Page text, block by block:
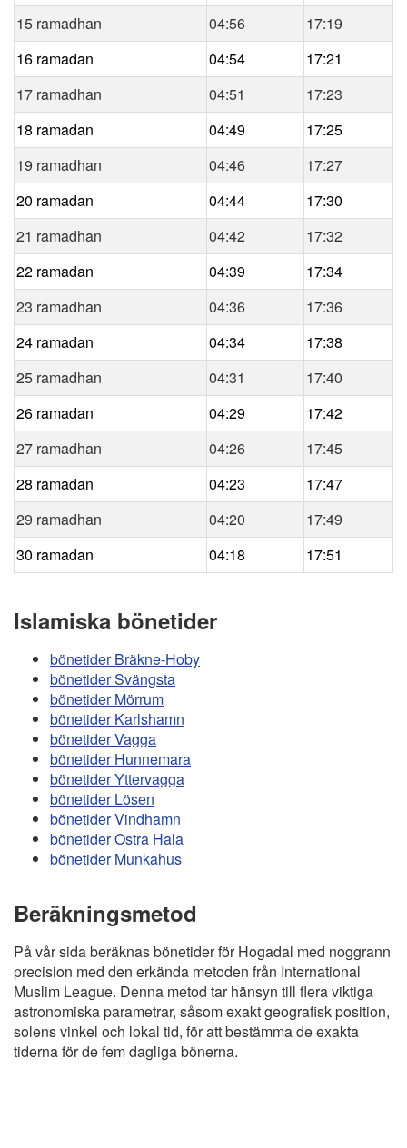
15 ramadhan
04:56
17:19
16 ramadan
04:54
17:21
17 ramadhan
04:51
17:23
18 ramadan
04:49
17:25
19 ramadhan
04:46
17:27
20 ramadan
04:44
17:30
21 ramadhan
04:42
17:32
22 ramadan
04:39
17:34
23 ramadhan
04:36
17:36
24 ramadan
04:34
17:38
25 ramadhan
04:31
17:40
26 ramadan
04:29
17:42
27 ramadhan
04:26
17:45
28 ramadan
04:23
17:47
29 ramadhan
04:20
17:49
30 ramadan
04:18 17:51
Islamiska bönetider
bönetider Bräkne-Hoby
bönetider Svängsta
bönetider Mörrum
bönetider Karlshamn
bönetider Vagga
bönetider Hunnemara
bönetider Yttervagga
bönetider Lösen
bönetider Vindhamn
bönetider Ostra Hala
bönetider Munkahus
Beräkningsmetod
På vår sida beräknas bönetider för Hogadal med noggrann
precision med den erkända metoden från International
Muslim League. Denna metod tar hänsyn till flera viktiga
astronomiska parametrar, såsom exakt geografisk position,
solens vinkel och lokal tid, för att bestämma de exakta
tiderna för de fem dagliga bönerna.